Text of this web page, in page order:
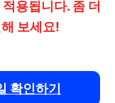
용됩니다. 좀 더
보세요!
확인하기